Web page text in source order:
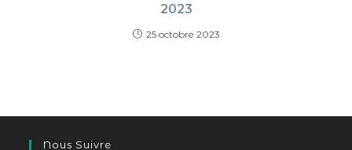
2023
25 octobre 2023
Nous Suivre